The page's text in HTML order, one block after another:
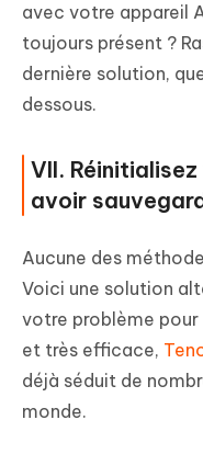
avec votre appareil
toujours présent ?
dernière solution,
dessous.
VII.
avoir
Aucune des
Voici une solution
votre problème pour
et très efficace,
déjà séduit de
monde.